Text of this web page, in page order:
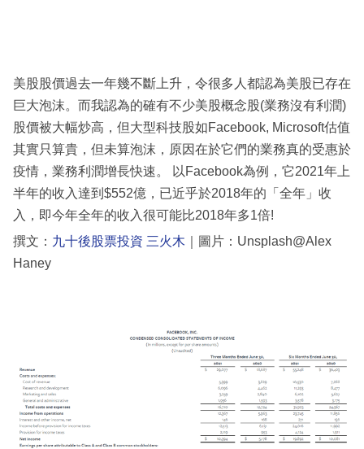
美股股價過去一年幾不斷上升，令很多人都認為美股已存在
巨大泡沫。而我認為的確有不少美股概念股(業務沒有利潤)
股價被大幅炒高，但大型科技股如Facebook, Microsoft估值
其實只算貴，但未算泡沫，原因在於它們的業務真的受惠於
疫情，業務利潤增長快速。 以Facebook為例，它2021年上
半年的收入達到$552億，已近乎於2018年的「全年」收
入，即今年全年的收入很可能比2018年多1倍!
撰文： 九十後股票投資 三火木 ｜圖片：Unsplash@Alex
Haney